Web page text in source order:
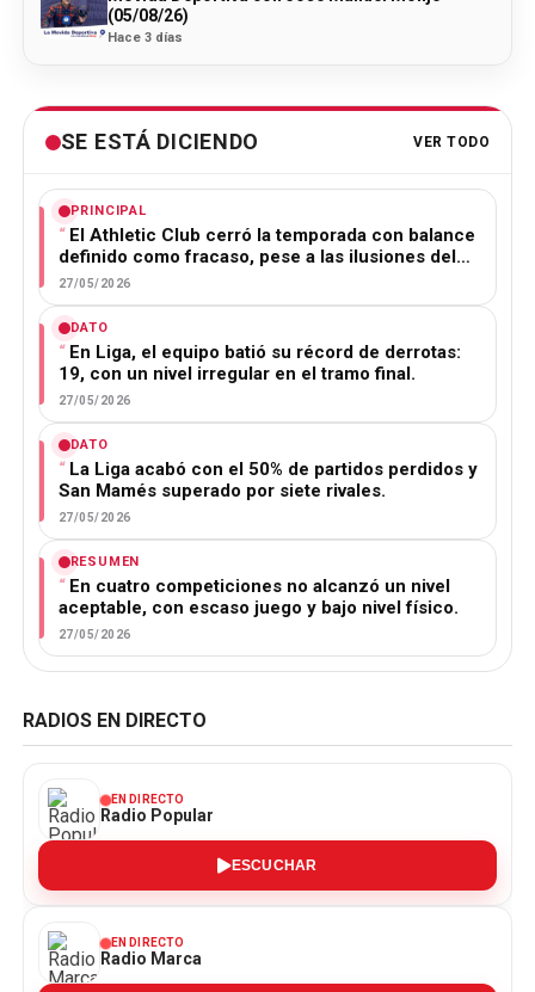
(05/08/26)
Hace 3 días
SE ESTÁ DICIENDO VER TODO
PRINCIPAL
El Athletic Club cerró la temporada con balance
definido como fracaso, pese a las ilusiones del…
27/05/2026
DATO
En Liga, el equipo batió su récord de derrotas:
19, con un nivel irregular en el tramo final.
27/05/2026
DATO
La Liga acabó con el 50% de partidos perdidos y
San Mamés superado por siete rivales.
27/05/2026
RESUMEN
En cuatro competiciones no alcanzó un nivel
aceptable, con escaso juego y bajo nivel físico.
27/05/2026
RADIOS EN DIRECTO
EN DIRECTO
Radio Popular
ESCUCHAR
EN DIRECTO
Radio Marca